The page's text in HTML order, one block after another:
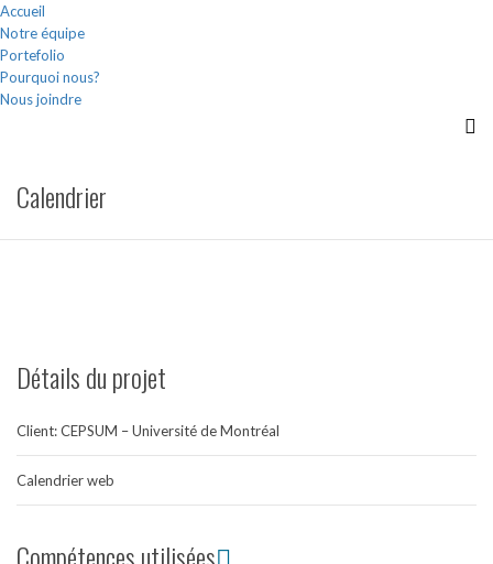
Accueil
Notre équipe
Portefolio
Pourquoi nous?
Nous joindre
Calendrier
Détails du projet
Client: CEPSUM – Université de Montréal
Calendrier web